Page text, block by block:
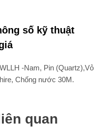
số kỹ thuật
-Nam, Pin (Quartz),Vỏ
Chống nước 30M.
quan